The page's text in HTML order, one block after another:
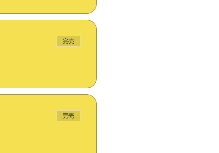
完売
完売